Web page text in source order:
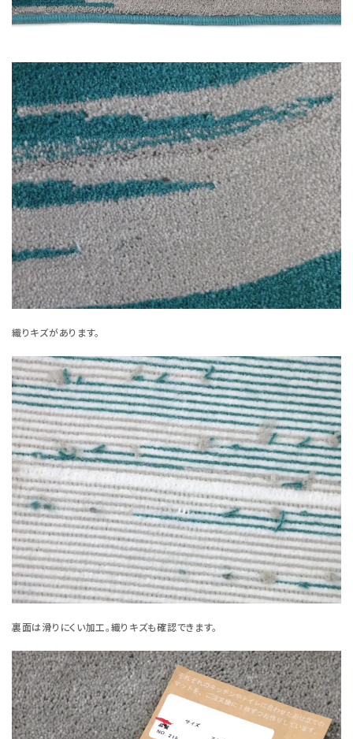
織りキズがあります。
裏面は滑りにくい加工。織りキズも確認できます。